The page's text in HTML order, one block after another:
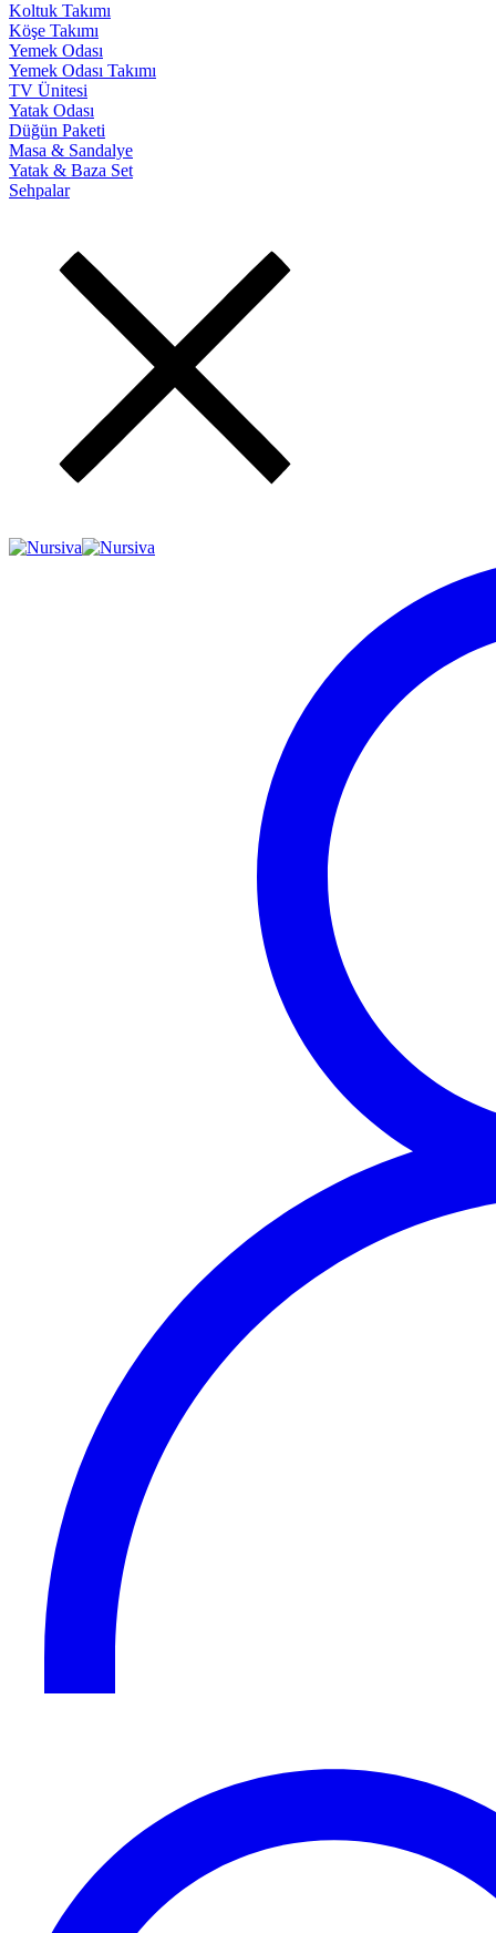
Koltuk Takımı
Köşe Takımı
Yemek Odası
Yemek Odası Takımı
TV Ünitesi
Yatak Odası
Düğün Paketi
Masa & Sandalye
Yatak & Baza Set
Sehpalar